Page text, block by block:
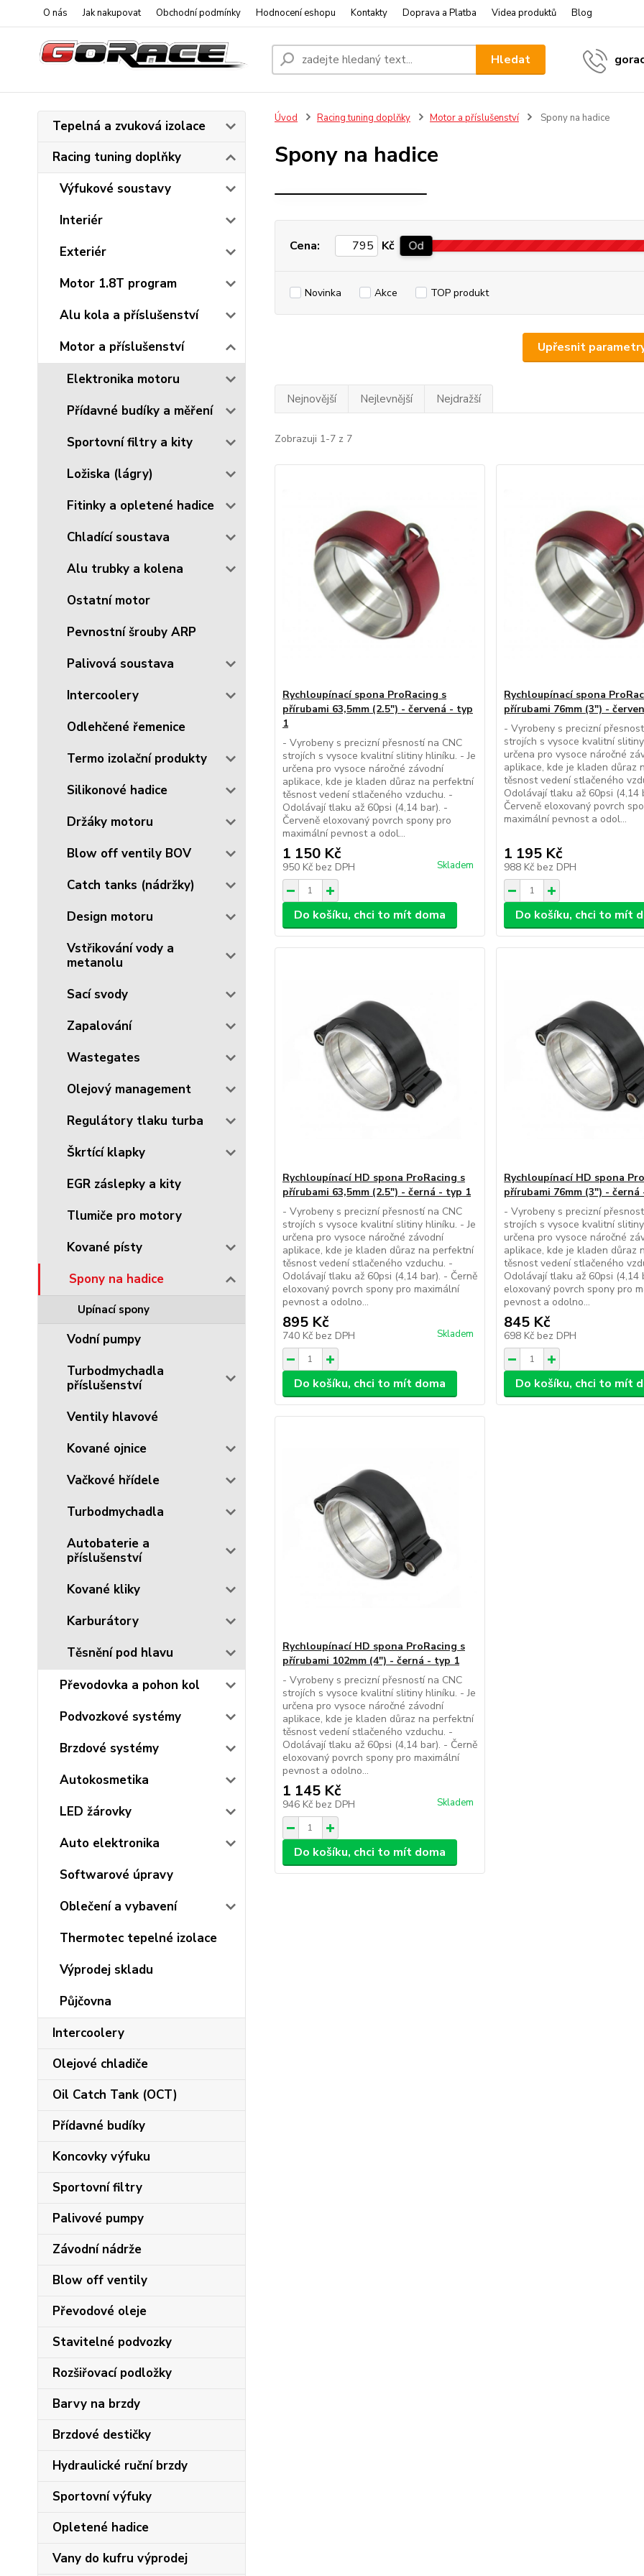
O nás Jak nakupovat Obchodní podmínky Hodnocení eshopu Kontakty Doprava a Platba Videa produktů Blog
Hledat
Tepelná a zvuková izolace
Racing tuning doplňky
Výfukové soustavy
Interiér
Exteriér
Motor 1.8T program
Alu kola a příslušenství
Motor a příslušenství
Elektronika motoru
Přídavné budíky a měření
Sportovní filtry a kity
Ložiska (lágry)
Fitinky a opletené hadice
Chladící soustava
Alu trubky a kolena
Ostatní motor
Pevnostní šrouby ARP
Palivová soustava
Intercoolery
Odlehčené řemenice
Termo izolační produkty
Silikonové hadice
Držáky motoru
Blow off ventily BOV
Catch tanks (nádržky)
Design motoru
Vstřikování vody a
metanolu
Sací svody
Zapalování
Wastegates
Olejový management
Regulátory tlaku turba
Škrtící klapky
EGR záslepky a kity
Tlumiče pro motory
Kované písty
Spony na hadice
Upínací spony
Vodní pumpy
Turbodmychadla
příslušenství
Ventily hlavové
Kované ojnice
Vačkové hřídele
Turbodmychadla
Autobaterie a
příslušenství
Kované kliky
Karburátory
Těsnění pod hlavu
Převodovka a pohon kol
Podvozkové systémy
Brzdové systémy
Autokosmetika
LED žárovky
Auto elektronika
Softwarové úpravy
Oblečení a vybavení
Thermotec tepelné izolace
Výprodej skladu
Půjčovna
Intercoolery
Olejové chladiče
Oil Catch Tank (OCT)
Přídavné budíky
Koncovky výfuku
Sportovní filtry
Palivové pumpy
Závodní nádrže
Blow off ventily
Převodové oleje
Stavitelné podvozky
Rozšiřovací podložky
Barvy na brzdy
Brzdové destičky
Hydraulické ruční brzdy
Sportovní výfuky
Opletené hadice
Vany do kufru výprodej
Úvod Racing tuning doplňky Motor a příslušenství Spony na hadice
Spony na hadice
UPÍNACÍ
Upřesnit
Cena: Kč Od
Novinka Akce TOP produkt
Nejnovější Nejlevnější Nejdražší
Zobrazuji 1-7 z 7
Rychloupínací spona ProRacing s
přírubami 63,5mm (2.5") - červená - typ
1
- Vyrobeny s precizní přesností na CNC
strojích s vysoce kvalitní slitiny hliníku. - Je
určena pro vysoce náročné závodní
aplikace, kde je kladen důraz na perfektní
těsnost vedení stlačeného vzduchu. -
Odolávají tlaku až 60psi (4,14 bar). -
Červeně eloxovaný povrch spony pro
maximální pevnost a odol...
1 150 Kč
950 Kč bez DPH Skladem
Do košíku, chci to mít doma
Rychloupínací spona
přírubami 76mm (3") -
- Vyrobeny s precizní
strojích s vysoce kvalitní
určena pro vysoce náročné
aplikace, kde je kladen důraz
těsnost vedení stlačeného
Odolávají tlaku až 60psi (4,14
Červeně eloxovaný povrch
maximální pevnost a odol...
1 195 Kč
988 Kč bez DPH
Do košíku, chci to mít
Rychloupínací HD spona ProRacing s
přírubami 63,5mm (2.5") - černá - typ 1
- Vyrobeny s precizní přesností na CNC
strojích s vysoce kvalitní slitiny hliníku. - Je
určena pro vysoce náročné závodní
aplikace, kde je kladen důraz na perfektní
těsnost vedení stlačeného vzduchu. -
Odolávají tlaku až 60psi (4,14 bar). - Černě
eloxovaný povrch spony pro maximální
pevnost a odolno...
895 Kč
740 Kč bez DPH Skladem
Do košíku, chci to mít doma
Rychloupínací HD spona
přírubami 76mm (3") -
- Vyrobeny s precizní
strojích s vysoce kvalitní
určena pro vysoce náročné
aplikace, kde je kladen důraz
těsnost vedení stlačeného
Odolávají tlaku až 60psi (4,14
eloxovaný povrch spony pro
pevnost a odolno...
845 Kč
698 Kč bez DPH
Do košíku, chci to mít
Rychloupínací HD spona ProRacing s
přírubami 102mm (4") - černá - typ 1
- Vyrobeny s precizní přesností na CNC
strojích s vysoce kvalitní slitiny hliníku. - Je
určena pro vysoce náročné závodní
aplikace, kde je kladen důraz na perfektní
těsnost vedení stlačeného vzduchu. -
Odolávají tlaku až 60psi (4,14 bar). - Černě
eloxovaný povrch spony pro maximální
pevnost a odolno...
1 145 Kč
946 Kč bez DPH Skladem
Do košíku, chci to mít doma